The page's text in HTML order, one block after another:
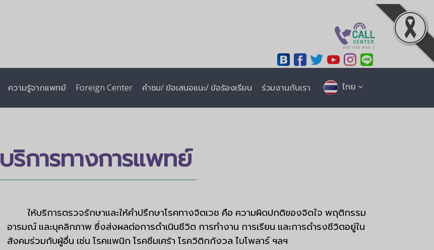
ความรู้จากแพทย์ Foreign Center คำชม/ ข้อเสนอแนะ/ ข้อร้องเรียน ร่วมงานกับเรา ไทย
บริการทางการแพทย์
ให้บริการตรวจรักษาและให้คำปรึกษาโรคทางจิตเวช คือ ความผิดปกติของจิตใจ พฤติกรรม
อารมณ์ และบุคลิกภาพ ซึ่งส่งผลต่อการดำเนินชีวิต การทำงาน การเรียน และการดำรงชีวิตอยู่ใน
สังคมร่วมกับผู้อื่น เช่น โรคแพนิก โรคซึมเศร้า โรควิติกกังวล ไบโพลาร์ ฯลฯ